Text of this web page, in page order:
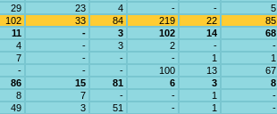
29 23 4 - - 5
102 33 84 219 22 85
11 - 3 102 14 68
4 - 3 2 - -
7 - - - 1 1
- - - 100 13 67
86 15 81 6 3 8
8 7 - - 1 -
49 3 51 - 1 -